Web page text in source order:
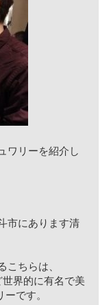
ワリーを紹介し
市にあります清
こちらは、
界的に有名で美
です。